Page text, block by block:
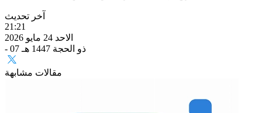
آخر تحديث
21:21
الاحد 24 مايو 2026
- 07 ذو الحجة 1447 هـ
مقالات مشابهة